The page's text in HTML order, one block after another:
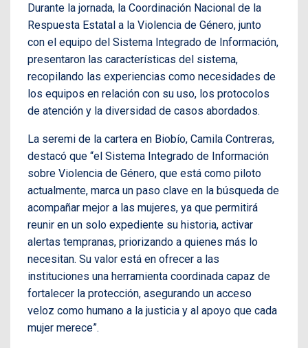
Durante la jornada, la Coordinación Nacional de la
Respuesta Estatal a la Violencia de Género, junto
con el equipo del Sistema Integrado de Información,
presentaron las características del sistema,
recopilando las experiencias como necesidades de
los equipos en relación con su uso, los protocolos
de atención y la diversidad de casos abordados.
La seremi de la cartera en Biobío, Camila Contreras,
destacó que “el Sistema Integrado de Información
sobre Violencia de Género, que está como piloto
actualmente, marca un paso clave en la búsqueda de
acompañar mejor a las mujeres, ya que permitirá
reunir en un solo expediente su historia, activar
alertas tempranas, priorizando a quienes más lo
necesitan. Su valor está en ofrecer a las
instituciones una herramienta coordinada capaz de
fortalecer la protección, asegurando un acceso
veloz como humano a la justicia y al apoyo que cada
mujer merece”.